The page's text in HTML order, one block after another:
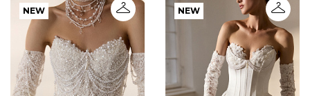
NEW NEW